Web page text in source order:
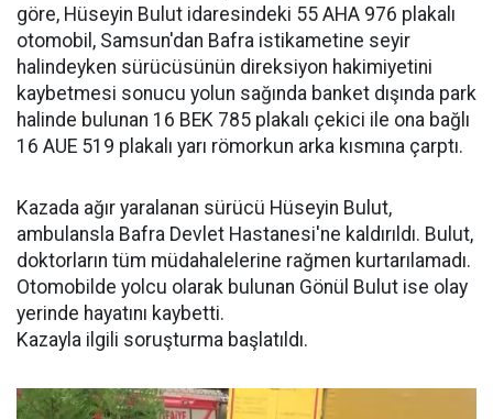
göre, Hüseyin Bulut idaresindeki 55 AHA 976 plakalı
otomobil, Samsun'dan Bafra istikametine seyir
halindeyken sürücüsünün direksiyon hakimiyetini
kaybetmesi sonucu yolun sağında banket dışında park
halinde bulunan 16 BEK 785 plakalı çekici ile ona bağlı
16 AUE 519 plakalı yarı römorkun arka kısmına çarptı.
Kazada ağır yaralanan sürücü Hüseyin Bulut,
ambulansla Bafra Devlet Hastanesi'ne kaldırıldı. Bulut,
doktorların tüm müdahalelerine rağmen kurtarılamadı.
Otomobilde yolcu olarak bulunan Gönül Bulut ise olay
yerinde hayatını kaybetti.
Kazayla ilgili soruşturma başlatıldı.